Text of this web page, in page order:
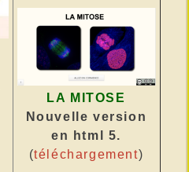
LA MITOSE
Nouvelle version
en html 5.
(téléchargement)